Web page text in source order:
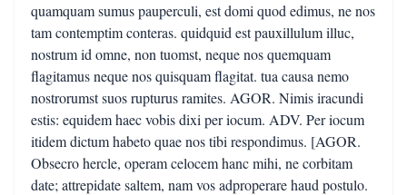
quamquam sumus pauperculi, est domi quod edimus, ne nos
tam contemptim conteras. quidquid est pauxillulum illuc,
nostrum id omne, non tuomst, neque nos quemquam
flagitamus neque nos quisquam flagitat. tua causa nemo
nostrorumst suos rupturus ramites. AGOR. Nimis iracundi
estis: equidem haec vobis dixi per iocum. ADV. Per iocum
itidem dictum habeto quae nos tibi respondimus. [AGOR.
Obsecro hercle, operam celocem hanc mihi, ne corbitam
date; attrepidate saltem, nam vos adproperare haud postulo.